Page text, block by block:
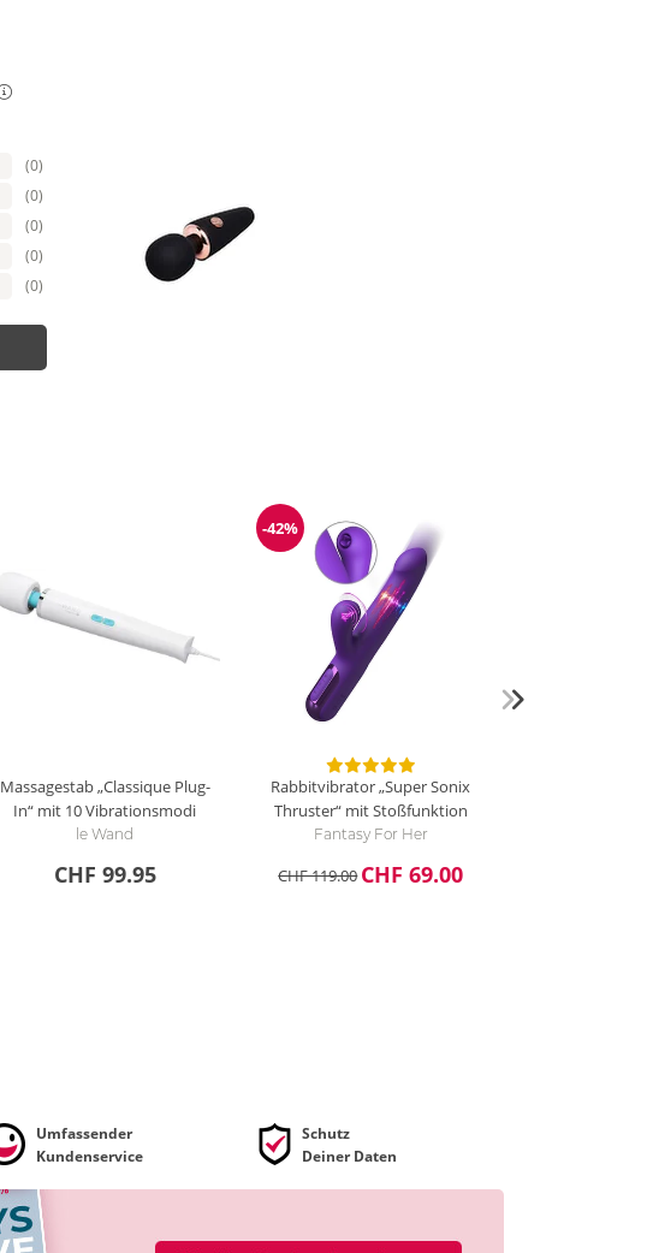
(0)
(0)
(0)
(0)
(0)
Massagestab „Classique Plug-
In“ mit 10 Vibrationsmodi
le Wand
CHF 99.95
Reduzierung
-42%
Rabbitvibrator „Super Sonix
Thruster“ mit Stoßfunktion
Fantasy For Her
CHF 119.00 CHF 69.00
Umfassender
Kundenservice
Schutz
Deiner Daten